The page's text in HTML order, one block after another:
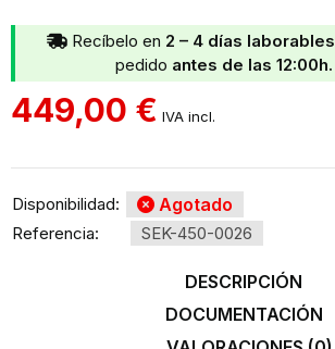
Recíbelo en 2 – 4 días laborables
pedido antes de las 12:00h.
449,00 € IVA incl.
Disponibilidad: Agotado
Referencia: SEK-450-0026
DESCRIPCIÓN
DOCUMENTACIÓN